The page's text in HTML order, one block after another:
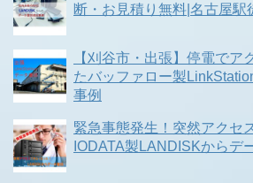
断・お見積り無料|名古屋駅
【刈谷市・出張】停電でア
たバッファロー製
事例
緊急事態発生！突然アクセ
IODATA製LANDISKからデ